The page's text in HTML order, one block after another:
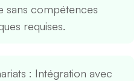
sans compétences
requises.
: Intégration avec